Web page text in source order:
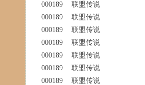
000189
联盟传说
000189
联盟传说
000189
联盟传说
000189
联盟传说
000189
联盟传说
000189
联盟传说
000189
联盟传说